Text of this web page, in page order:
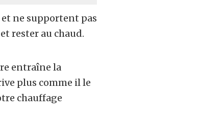
et ne supportent pas
et rester au chaud.
entraîne la
plus comme il le
chauffage